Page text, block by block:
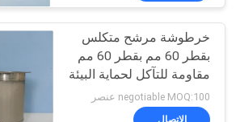
بنا
اطلب
اقتباس
خرطوشة مرشح متكلس
بقطر 60 مم بقطر 60 مم
مقاومة للتآكل لحماية البيئة
negotiable MOQ:100 عنصر
الاتصال